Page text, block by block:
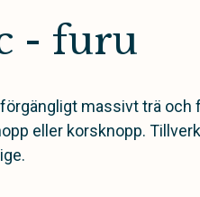
- furu
massivt trä och
eller korsknopp.